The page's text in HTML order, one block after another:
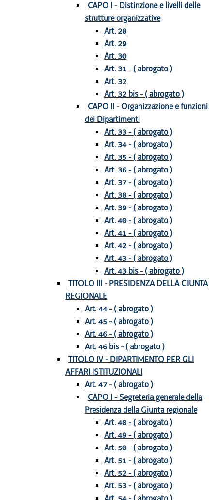
CAPO I - Distinzione e livelli delle
strutture organizzative
Art. 28
Art. 29
Art. 30
Art. 31 - ( abrogato )
Art. 32
Art. 32 bis - ( abrogato )
CAPO II - Organizzazione e funzioni
dei Dipartimenti
Art. 33 - ( abrogato )
Art. 34 - ( abrogato )
Art. 35 - ( abrogato )
Art. 36 - ( abrogato )
Art. 37 - ( abrogato )
Art. 38 - ( abrogato )
Art. 39 - ( abrogato )
Art. 40 - ( abrogato )
Art. 41 - ( abrogato )
Art. 42 - ( abrogato )
Art. 43 - ( abrogato )
Art. 43 bis - ( abrogato )
TITOLO III - PRESIDENZA DELLA GIUNTA
REGIONALE
Art. 44 - ( abrogato )
Art. 45 - ( abrogato )
Art. 46 - ( abrogato )
Art. 46 bis - ( abrogato )
TITOLO IV - DIPARTIMENTO PER GLI
AFFARI ISTITUZIONALI
Art. 47 - ( abrogato )
CAPO I - Segreteria generale della
Presidenza della Giunta regionale
Art. 48 - ( abrogato )
Art. 49 - ( abrogato )
Art. 50 - ( abrogato )
Art. 51 - ( abrogato )
Art. 52 - ( abrogato )
Art. 53 - ( abrogato )